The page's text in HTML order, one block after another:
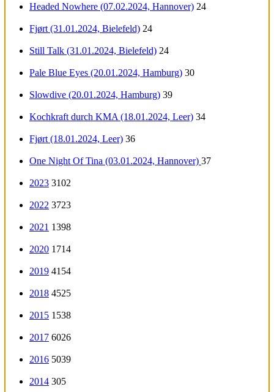
Headed Nowhere (07.02.2024, Hannover) 24
Fjørt (31.01.2024, Bielefeld) 24
Still Talk (31.01.2024, Bielefeld) 24
Pale Blue Eyes (20.01.2024, Hamburg) 30
Slowdive (20.01.2024, Hamburg) 39
Kochkraft durch KMA (18.01.2024, Leer) 34
Fjørt (18.01.2024, Leer) 36
One Night Of Tina (03.01.2024, Hannover) 37
2023 3102
2022 3723
2021 1398
2020 1714
2019 4154
2018 4525
2015 1538
2017 6026
2016 5039
2014 305